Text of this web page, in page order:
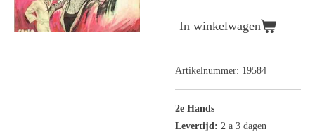
In winkelwagen
Artikelnummer: 19584
2e Hands
Levertijd: 2 a 3 dagen